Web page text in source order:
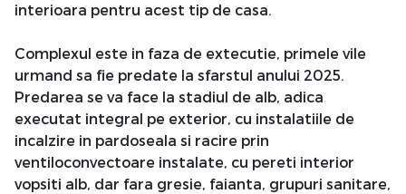
interioara pentru acest tip de casa.
Complexul este in faza de extecutie, primele vile
urmand sa fie predate la sfarstul anului 2025.
Predarea se va face la stadiul de alb, adica
executat integral pe exterior, cu instalatiile de
incalzire in pardoseala si racire prin
ventiloconvectoare instalate, cu pereti interior
vopsiti alb, dar fara gresie, faianta, grupuri sanitare,